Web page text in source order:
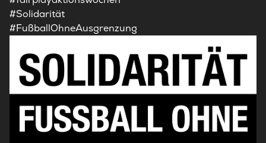
#Solidarität
#FußballOhneAusgrenzung